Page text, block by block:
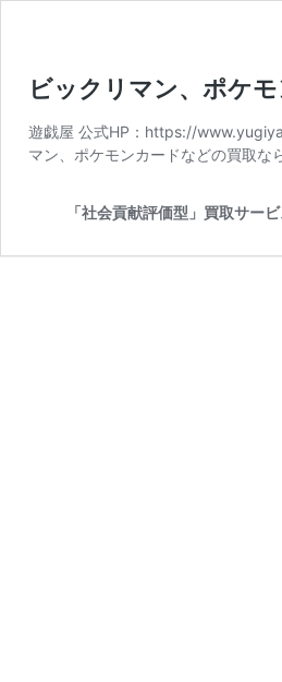
ビックリマン、ポケ
遊戯屋 公式HP：https://
マン、ポケモンカードなどの買取な
「社会貢献評価型」買取サー